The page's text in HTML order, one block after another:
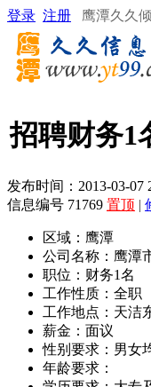
登录 注册 鹰潭久久
招聘财务1
发布时间：2013-03-
信息编号 71769 置顶 |
区域： 鹰潭
公司名称： 鹰潭
职位： 财务1名
工作性质： 全职
工作地点： 天洁
薪金： 面议
性别要求： 男女
年龄要求：